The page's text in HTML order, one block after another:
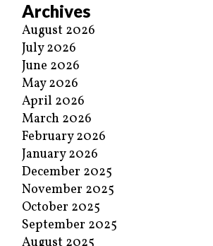
Archives
August 2026
July 2026
June 2026
May 2026
April 2026
March 2026
February 2026
January 2026
December 2025
November 2025
October 2025
September 2025